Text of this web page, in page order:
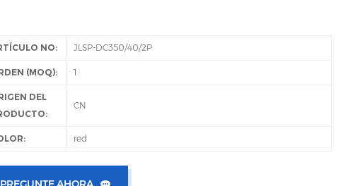
NO: JLSP-DC350/40/2P
(MOQ): 1
DEL
CN
red